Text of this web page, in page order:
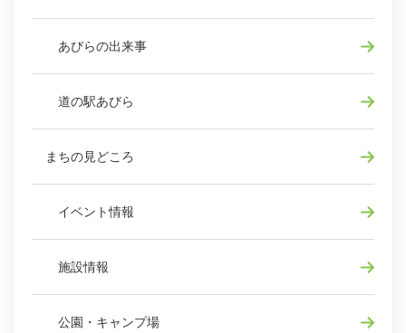
あびらの出来事
道の駅あびら
まちの見どころ
イベント情報
施設情報
公園・キャンプ場